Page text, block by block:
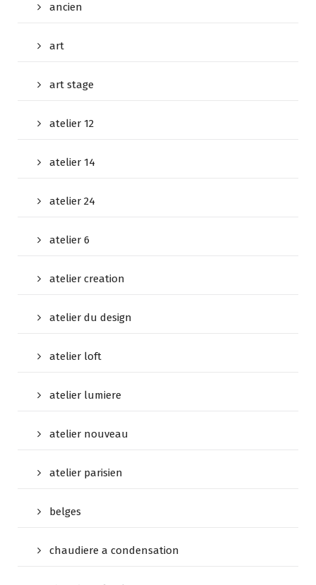
ancien
art
art stage
atelier 12
atelier 14
atelier 24
atelier 6
atelier creation
atelier du design
atelier loft
atelier lumiere
atelier nouveau
atelier parisien
belges
chaudiere a condensation